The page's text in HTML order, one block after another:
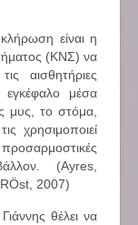
είναι η
(ΚΝΣ) να
αισθητήριες
εγκέφαλο μέσα
μυς, το στόμα,
χρησιμοποιεί
(Ayres,
2007)
θέλει να